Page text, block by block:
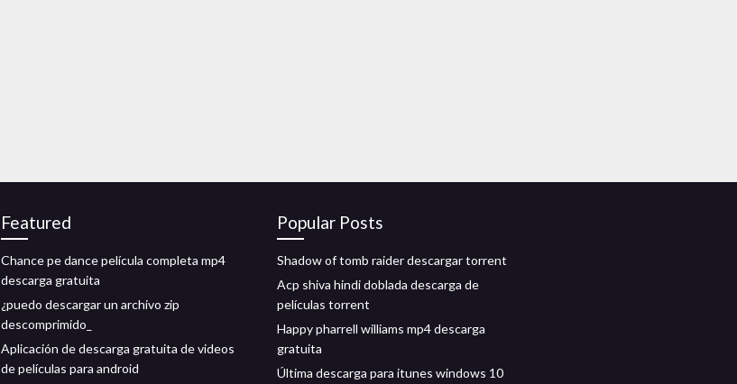
Featured
Chance pe dance película completa mp4
descarga gratuita
¿puedo descargar un archivo zip
descomprimido_
Aplicación de descarga gratuita de videos
de películas para android
Popular Posts
Shadow of tomb raider descargar torrent
Acp shiva hindi doblada descarga de
películas torrent
Happy pharrell williams mp4 descarga
gratuita
Última descarga para itunes windows 10